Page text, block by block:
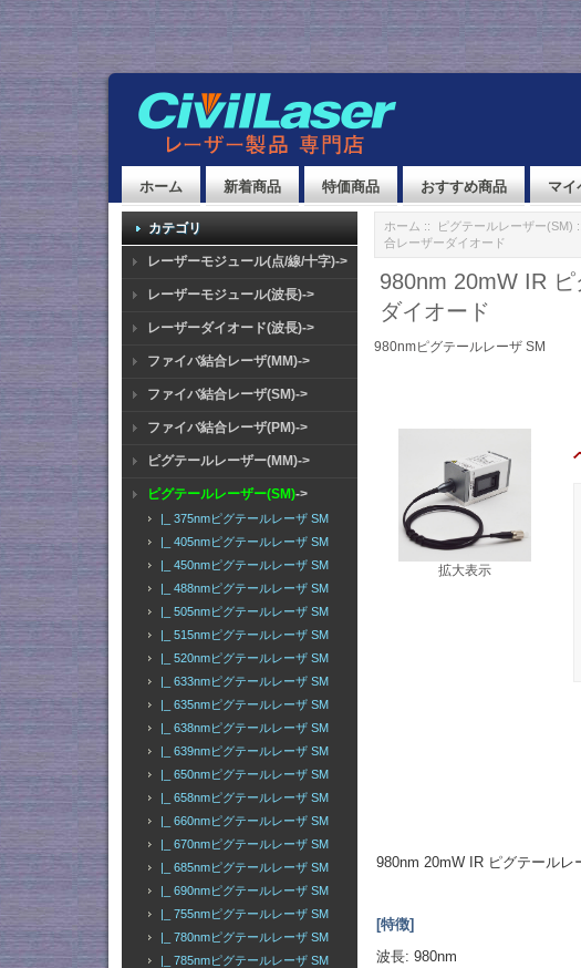
ホーム 新着商品 特価商品 おすすめ商品 マイ
カテゴリ
レーザーモジュール(点/線/十字)->
レーザーモジュール(波長)->
レーザーダイオード(波長)->
ファイバ結合レーザ(MM)->
ファイバ結合レーザ(SM)->
ファイバ結合レーザ(PM)->
ピグテールレーザー(MM)->
ピグテールレーザー(SM)->
|_ 375nmピグテールレーザ SM
|_ 405nmピグテールレーザ SM
|_ 450nmピグテールレーザ SM
|_ 488nmピグテールレーザ SM
|_ 505nmピグテールレーザ SM
|_ 515nmピグテールレーザ SM
|_ 520nmピグテールレーザ SM
|_ 633nmピグテールレーザ SM
|_ 635nmピグテールレーザ SM
|_ 638nmピグテールレーザ SM
|_ 639nmピグテールレーザ SM
|_ 650nmピグテールレーザ SM
|_ 658nmピグテールレーザ SM
|_ 660nmピグテールレーザ SM
|_ 670nmピグテールレーザ SM
|_ 685nmピグテールレーザ SM
|_ 690nmピグテールレーザ SM
|_ 755nmピグテールレーザ SM
|_ 780nmピグテールレーザ SM
|_ 785nmピグテールレーザ SM
ホーム :: ピグテールレーザー(SM)
合レーザーダイオード
980nm 20mW IR
ダイオード
980nmピグテールレーザ SM
拡大表示
980nm 20mW IR ピグテール
[特徴]
波長: 980nm